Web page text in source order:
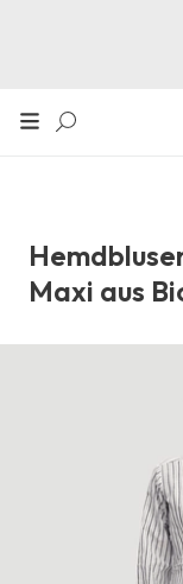
Maxi aus